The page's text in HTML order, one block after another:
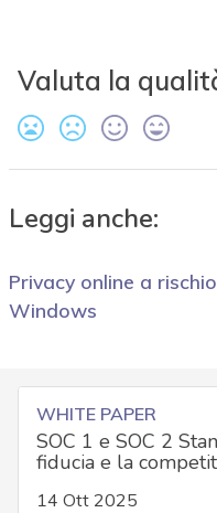
Valuta la
Leggi anche:
Privacy online a
Windows
WHITE PAPER
SOC 1 e SOC 2
fiducia e la
14 Ott 2025